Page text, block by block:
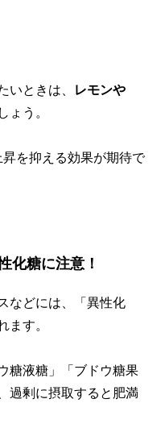
いときは、 レモンや
ょう。
を抑える効果が期待で
化糖に注意！
などには、「異性化
す。
糖液糖」「ブドウ糖果
過剰に摂取すると肥満